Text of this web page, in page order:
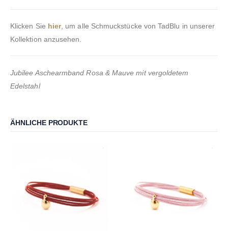
Klicken Sie hier, um alle Schmuckstücke von TadBlu in unserer
Kollektion anzusehen.
Jubilee Aschearmband Rosa & Mauve mit vergoldetem
Edelstahl
ÄHNLICHE PRODUKTE